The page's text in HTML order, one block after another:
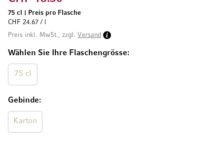
Wählen Sie Ihre Flaschengrösse
75 cl
Gebinde
Karton
75 cl
Preis pro Flasche
CHF 24.67 / l
Preis inkl. MwSt., zzgl. Versand